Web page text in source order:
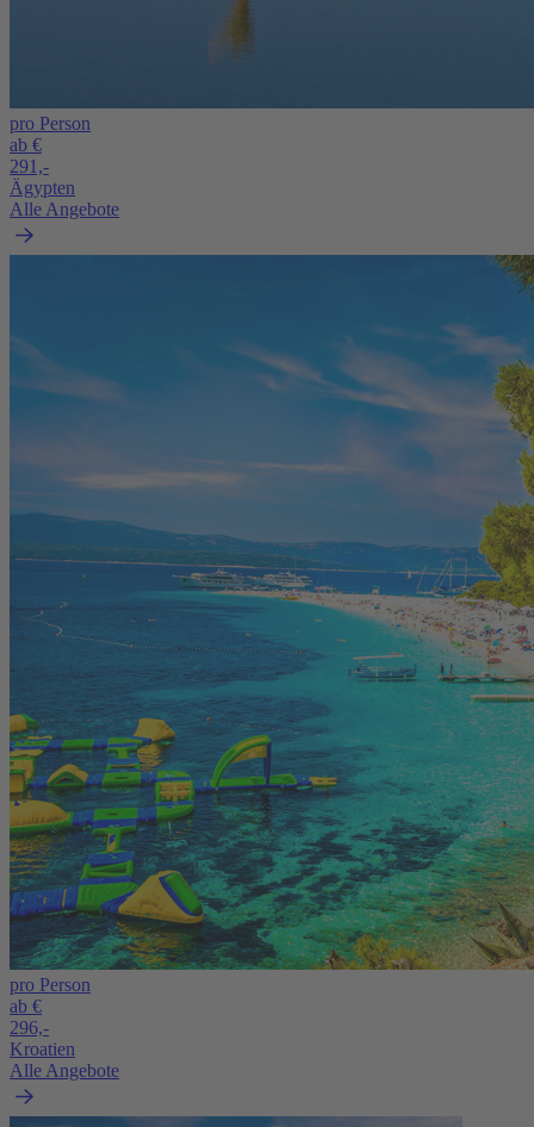
pro Person
ab €
291,-
Ägypten
Alle Angebote
pro Person
ab €
296,-
Kroatien
Alle Angebote